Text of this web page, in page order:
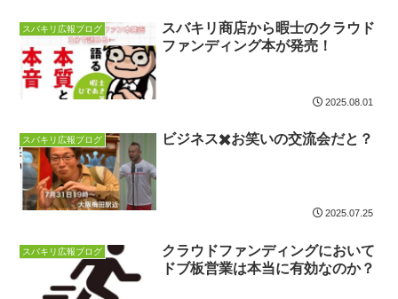
スバキリ広報ブログ
スバキリ商店から暇士のクラウド
ファンディング本が発売！
2025.08.01
スバキリ広報ブログ ビジネス✖️お笑いの交流会だと？
2025.07.25
スバキリ広報ブログ
クラウドファンディングにおいて
ドブ板営業は本当に有効なのか？